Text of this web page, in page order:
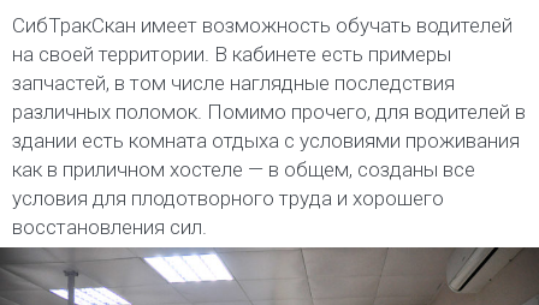
СибТракСкан имеет возможность обучать водителей
на своей территории. В кабинете есть примеры
запчастей, в том числе наглядные последствия
различных поломок. Помимо прочего, для водителей в
здании есть комната отдыха с условиями проживания
как в приличном хостеле — в общем, созданы все
условия для плодотворного труда и хорошего
восстановления сил.